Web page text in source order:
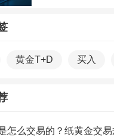
黄金T+D 买入
怎么交易的？纸黄金交易